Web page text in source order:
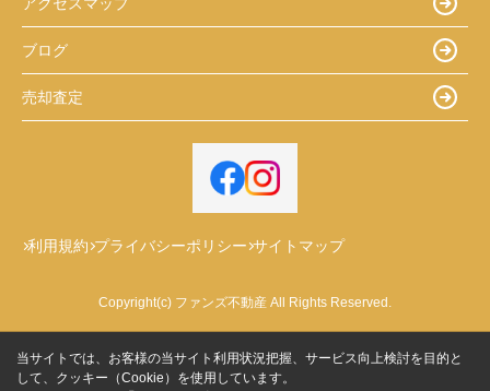
ブログ
売却査定
利用規約 プライバシーポリシー サイトマップ
Copyright(c) ファンズ不動産 All Rights Reserved.
当サイトでは、お客様の当サイト利用状況把握、サービス向上検討を目的と
して、クッキー（Cookie）を使用しています。